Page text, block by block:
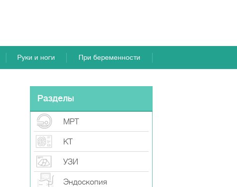
Руки и ноги При беременности
Разделы
МРТ
КТ
УЗИ
Эндоскопия